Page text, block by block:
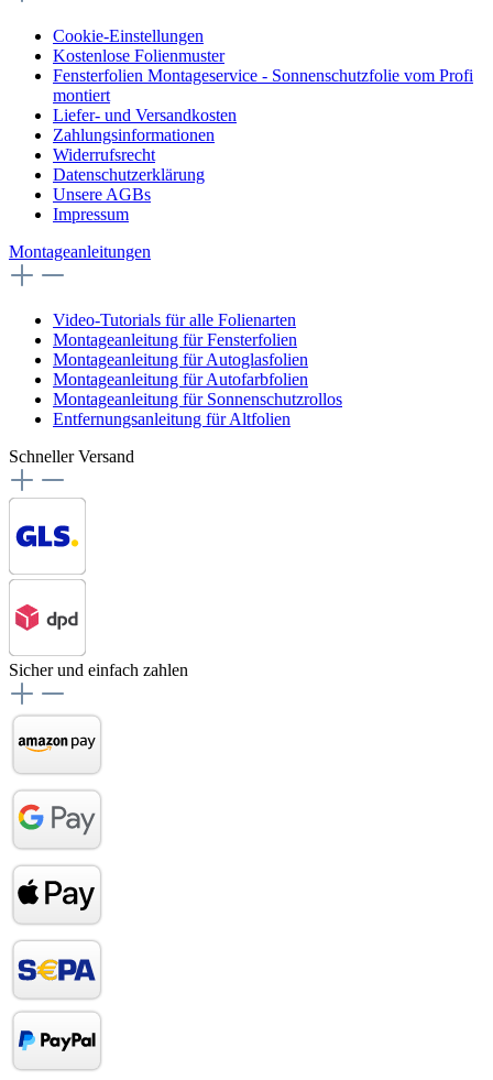
Cookie-Einstellungen
Kostenlose Folienmuster
Fensterfolien Montageservice - Sonnenschutzfolie vom Profi
montiert
Liefer- und Versandkosten
Zahlungsinformationen
Widerrufsrecht
Datenschutzerklärung
Unsere AGBs
Impressum
Montageanleitungen
Video-Tutorials für alle Folienarten
Montageanleitung für Fensterfolien
Montageanleitung für Autoglasfolien
Montageanleitung für Autofarbfolien
Montageanleitung für Sonnenschutzrollos
Entfernungsanleitung für Altfolien
Schneller Versand
Sicher und einfach zahlen